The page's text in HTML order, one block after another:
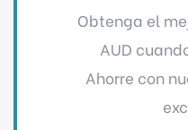
Obtenga el
AUD
Ahorre con